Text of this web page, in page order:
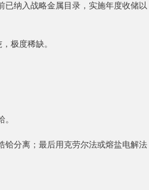
纳入战略金属目录，实施年度收储以
极度稀缺。
铪分离；最后用克劳尔法或熔盐电解法